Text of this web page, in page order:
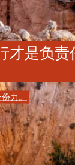
才是负责
力。